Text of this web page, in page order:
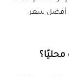
أفضل سعر